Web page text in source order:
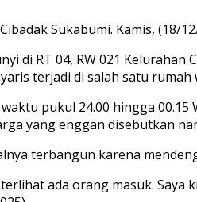
Sukabumi. Kamis, (18/
di RT 04, RW 021
terjadi di salah satu rumah
pukul 24.00 hingga
yang enggan disebutkan
terbangun karena
ada orang masuk.